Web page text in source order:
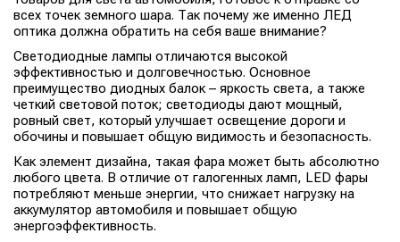
всех точек земного шара. Так почему же именно ЛЕД
оптика должна обратить на себя ваше внимание?
Светодиодные лампы отличаются высокой
эффективностью и долговечностью. Основное
преимущество диодных балок – яркость света, а также
четкий световой поток; светодиоды дают мощный,
ровный свет, который улучшает освещение дороги и
обочины и повышает общую видимость и безопасность.
Как элемент дизайна, такая фара может быть абсолютно
любого цвета. В отличие от галогенных ламп, LED фары
потребляют меньше энергии, что снижает нагрузку на
аккумулятор автомобиля и повышает общую
энергоэффективность.